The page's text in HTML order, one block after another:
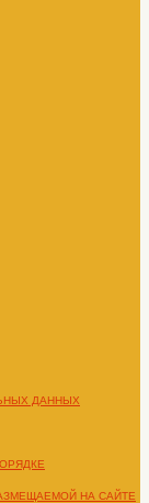
ДАННЫХ
НА САЙТЕ